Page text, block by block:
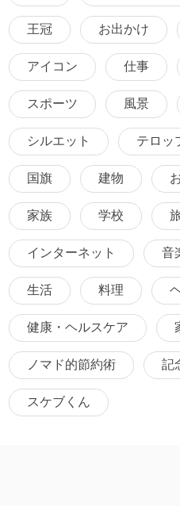
王冠 お出かけ
アイコン 仕事
スポーツ 風景
シルエット テロッ
国旗 建物
家族 学校
インターネット 音
生活 料理
健康・ヘルスケア
ノマド的節約術 記
スケブくん